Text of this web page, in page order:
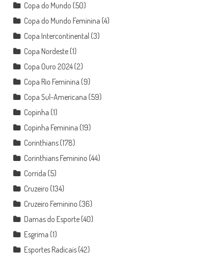
Copa do Mundo (50)
Copa do Mundo Feminina (4)
Copa Intercontinental (3)
Copa Nordeste(1)
Copa Ouro 2024(2)
Copa Rio Feminina (9)
Copa Sul-Americana (59)
Copinha (1)
Copinha Feminina (19)
Corinthians(178)
Corinthians Feminino (44)
Corrida (5)
Cruzeiro (134)
Cruzeiro Feminino (36)
Damas do Esporte(40)
Esgrima (1)
Esportes Radicais(42)